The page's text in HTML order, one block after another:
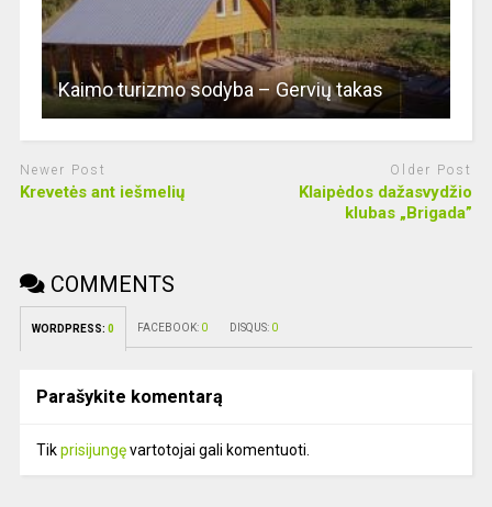
Kaimo turizmo sodyba – Gervių takas
Newer Post
Krevetės ant iešmelių
Older Post
Klaipėdos dažasvydžio
klubas „Brigada”
COMMENTS
WORDPRESS: 0 FACEBOOK: 0 DISQUS: 0
Parašykite komentarą
Tikprisijungęvartotojai gali komentuoti.